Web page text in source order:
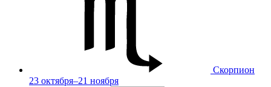
Скорпион
23 октября–21 ноября